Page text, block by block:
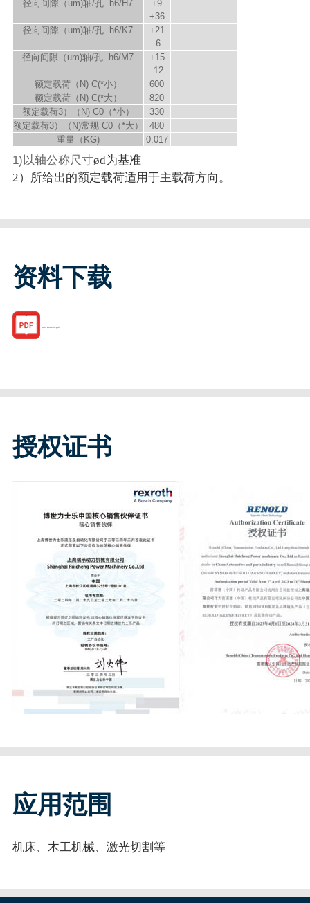
径向间隙（um)轴/孔 h6/H7
+9
+36
径向间隙（um)轴/孔 h6/K7
+21
-6
径向间隙（um)轴/孔 h6/M7
+15
-12
额定载荷（N) C(*小）
600
额定载荷（N) C(*大）
820
额定载荷3） （N) C0（*小）
330
额定载荷3） （N)常规 C0（*大）
480
重量（KG)
0.017
1)以轴公称尺寸ød为基准
2）所给出的额定载荷适用于主载荷方向。
资料下载
R067201000.pdf
授权证书
应用范围
机床、木工机械、激光切割等